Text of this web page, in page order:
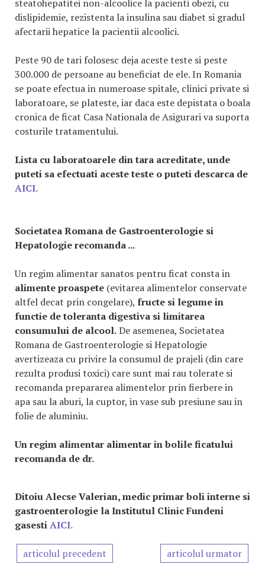
steatohepatitei non-alcoolice la pacienti obezi, cu
dislipidemie, rezistenta la insulina sau diabet si gradul
afectarii hepatice la pacientii alcoolici.
Peste 90 de tari folosesc deja aceste teste si peste
300.000 de persoane au beneficiat de ele. In Romania
se poate efectua in numeroase spitale, clinici private si
laboratoare, se plateste, iar daca este depistata o boala
cronica de ficat Casa Nationala de Asigurari va suporta
costurile tratamentului.
Lista cu laboratoarele din tara acreditate, unde
puteti sa efectuati aceste teste o puteti descarca de
AICI.
Societatea Romana de Gastroenterologie si
Hepatologie recomanda ...
Un regim alimentar sanatos pentru ficat consta in
alimente proaspete (evitarea alimentelor conservate
altfel decat prin congelare), fructe si legume in
functie de toleranta digestiva si limitarea
consumului de alcool.De asemenea, Societatea
Romana de Gastroenterologie si Hepatologie
avertizeaza cu privire la consumul de prajeli (din care
rezulta produsi toxici) care sunt mai rau tolerate si
recomanda prepararea alimentelor prin fierbere in
apa sau la aburi, la cuptor, in vase sub presiune sau in
folie de aluminiu.
Un regim alimentar alimentar in bolile ficatului
recomanda de dr.
Ditoiu Alecse Valerian, medic primar boli interne si
gastroenterologie la Institutul Clinic Fundeni
gasestiAICI.
articolul precedent articolul urmator